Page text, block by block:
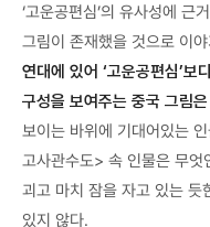
‘고운공편심’의 유사성에
그림이 존재했을 것으로 이
연대에 있어 ‘고운공편심’
구성을 보여주는 중국 그림
보이는 바위에 기대어있는
고사관수도> 속 인물은 무
괴고 마치 잠을 자고 있는 듯
있지 않다.